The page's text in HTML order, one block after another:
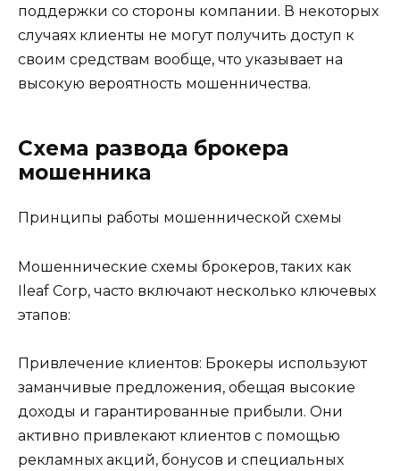
поддержки со стороны компании. В некоторых
случаях клиенты не могут получить доступ к
своим средствам вообще, что указывает на
высокую вероятность мошенничества.
Схема развода брокера
мошенника
Принципы работы мошеннической схемы
Мошеннические схемы брокеров, таких как
Ileaf Corp, часто включают несколько ключевых
этапов:
Привлечение клиентов: Брокеры используют
заманчивые предложения, обещая высокие
доходы и гарантированные прибыли. Они
активно привлекают клиентов с помощью
рекламных акций, бонусов и специальных